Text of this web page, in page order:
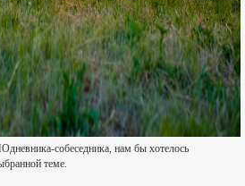
собеседника, нам бы хотелось
теме.